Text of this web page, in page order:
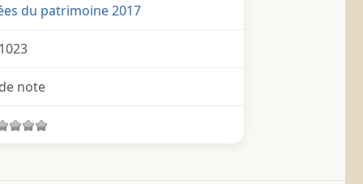
du patrimoine 2017
note